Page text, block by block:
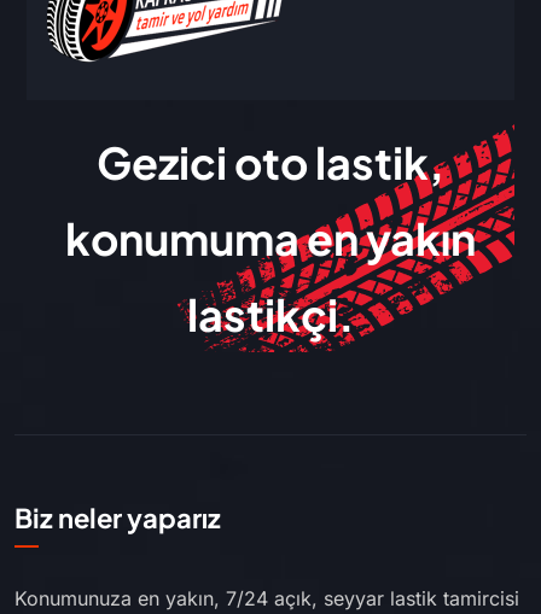
Gezici oto lastik,
konumuma en yakın
lastikçi.
Biz neler yaparız
Konumunuza en yakın, 7/24 açık, seyyar lastik tamircisi